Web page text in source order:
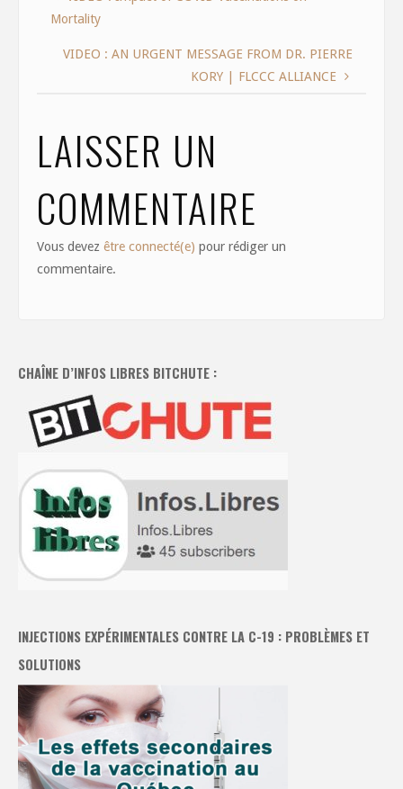
o
o n
Mortality
VIDEO : AN URGENT MESSAGE FROM DR. PIERRE
KORY | FLCCC ALLIANCE
LAISSER UN
COMMENTAIRE
Vous devezêtre connecté(e) pour rédiger un
commentaire.
CHAÎNE D’INFOS LIBRES BITCHUTE :
INJECTIONS EXPÉRIMENTALES CONTRE LA C-19 : PROBLÈMES ET
SOLUTIONS